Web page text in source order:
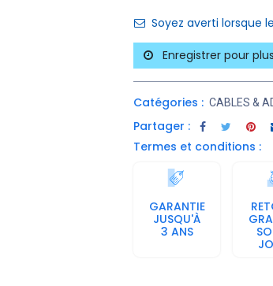
Soyez averti lorsque
Enregistrer pour
Catégories : CABLES &
Partager :
Termes et conditions :
GARANTIE
JUSQU'À
3 ANS